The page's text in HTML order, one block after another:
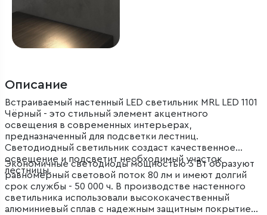
Описание
Встраиваемый настенный LED светильник MRL LED 1101
Чёрный - это стильный элемент акцентного
освещения в современных интерьерах,
предназначенный для подсветки лестниц.
Светодиодный светильник создаст качественное
освещение и подсветит необходимый участок
лестницы.
Экономичные светодиоды мощностью 3 Вт образуют
равномерный световой поток 80 лм и имеют долгий
срок службы - 50 000 ч. В производстве настенного
светильника использовали высококачественный
алюминиевый сплав с надежным защитным покрытием.